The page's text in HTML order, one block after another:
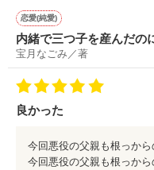
恋愛(純愛)
内緒で三つ子を産んだの
かまりました【憧れシン
宝月なごみ／著
良かった
今回悪役の父親も根っか